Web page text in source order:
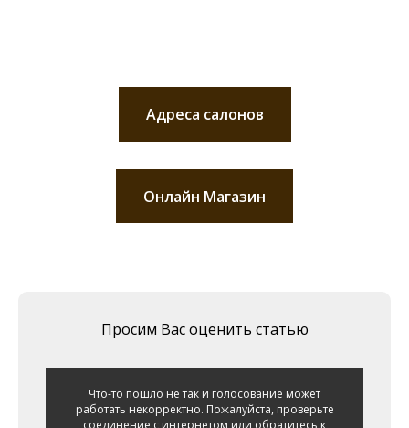
Адреса салонов
Онлайн Магазин
Просим Вас оценить статью
Что-то пошло не так и голосование может
работать некорректно. Пожалуйста, проверьте